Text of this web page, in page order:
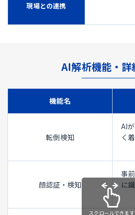
現場との連携
AI解析機能・詳
機能名
転倒検知
AI
く
顔認証・検知
事
に